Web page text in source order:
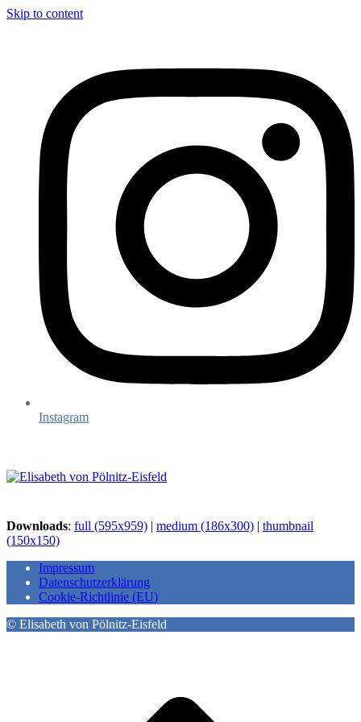
Skip to content
Instagram
Downloads: full (595x959) | medium (186x300) | thumbnail
(150x150)
Impressum
Datenschutzerklärung
Cookie-Richtlinie (EU)
© Elisabeth von Pölnitz-Eisfeld